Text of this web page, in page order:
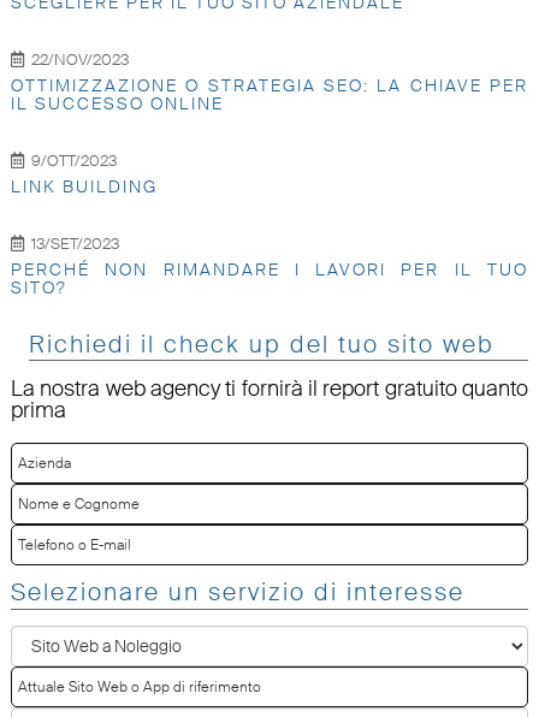
22/NOV/2023
OTTIMIZZAZIONE O STRATEGIA SEO: LA CHIAVE PER
IL SUCCESSO ONLINE
9/OTT/2023
LINK BUILDING
13/SET/2023
PERCHÉ NON RIMANDARE I LAVORI PER IL TUO
SITO?
Richiedi il check up del tuo sito web
La nostra web agency ti fornirà il report gratuito quanto
prima
Selezionare un servizio di interesse